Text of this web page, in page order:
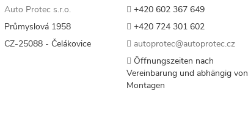
Auto Protec s.r.o.
Průmyslová 1958
CZ-25088 - Čelákovice
+420 602 367 649
+420 724 301 602
autoprotec@autoprotec.cz
Öffnungszeiten nach
Vereinbarung und abhängig von
Montagen